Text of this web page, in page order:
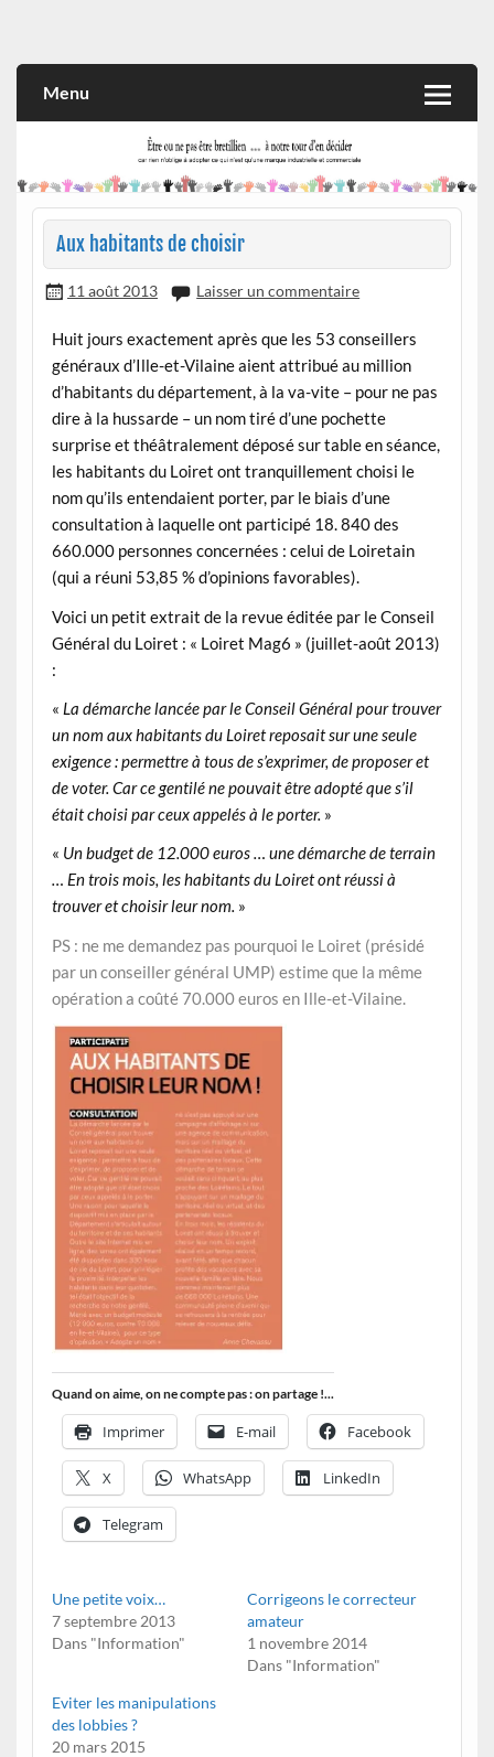
et commerciale
Menu
Aux habitants de choisir
11 août 2013 Laisser un commentaire
Huit jours exactement après que les 53 conseillers
généraux d’Ille-et-Vilaine aient attribué au million
d’habitants du département, à la va-vite – pour ne pas
dire à la hussarde – un nom tiré d’une pochette
surprise et théâtralement déposé sur table en séance,
les habitants du Loiret ont tranquillement choisi le
nom qu’ils entendaient porter, par le biais d’une
consultation à laquelle ont participé 18. 840 des
660.000 personnes concernées : celui de Loiretain
(qui a réuni 53,85 % d’opinions favorables).
Voici un petit extrait de la revue éditée par le Conseil
Général du Loiret : « Loiret Mag6 » (juillet-août 2013)
:
« La démarche lancée par le Conseil Général pour trouver
un nom aux habitants du Loiret reposait surune seule
exigence : permettre à tous de s’exprimer, de proposer et
de voter. Car ce gentilé ne pouvait être adopté que s’il
était choisi par ceux appelés à le porter. »
« Un budget de 12.000 euros… une démarche de terrain
… En trois mois, les habitants du Loiret ont réussi à
trouver et choisir leur nom. »
PS : ne me demandez pas pourquoi le Loiret (présidé
par un conseiller général UMP) estime que la même
opération a coûté 70.000 euros en Ille-et-Vilaine.
Quand on aime, on ne compte pas : on partage !...
Imprimer E-mail Facebook
X WhatsApp LinkedIn
Telegram
Une petite voix…
7 septembre 2013
Dans "Information"
Corrigeons le correcteur
amateur
1 novembre 2014
Dans "Information"
Eviter les manipulations
des lobbies ?
20 mars 2015